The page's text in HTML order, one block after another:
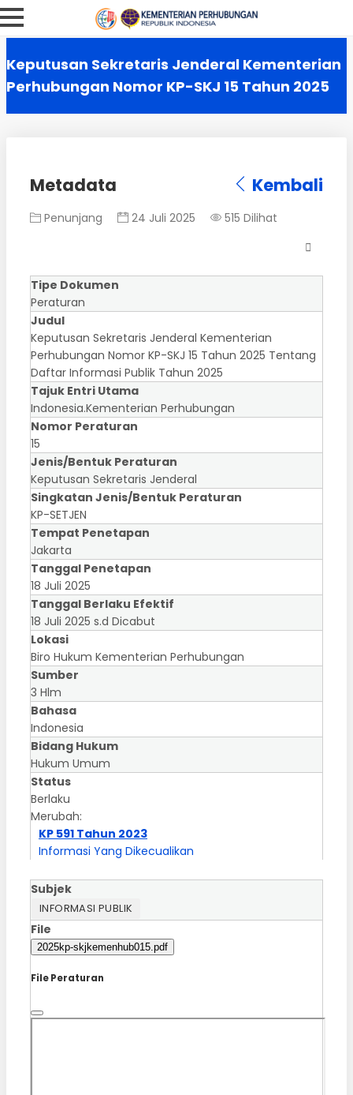
Keputusan Sekretaris Jenderal Kementerian
Perhubungan Nomor KP-SKJ 15 Tahun 2025
Metadata Kembali
Penunjang 24 Juli 2025 515 Dilihat
Tipe Dokumen
Peraturan
Judul
Keputusan Sekretaris Jenderal Kementerian
Perhubungan Nomor KP-SKJ 15 Tahun 2025 Tentang
Daftar Informasi Publik Tahun 2025
Tajuk Entri Utama
Indonesia.Kementerian Perhubungan
Nomor Peraturan
15
Jenis/Bentuk Peraturan
Keputusan Sekretaris Jenderal
Singkatan Jenis/Bentuk Peraturan
KP-SETJEN
Tempat Penetapan
Jakarta
Tanggal Penetapan
18 Juli 2025
Tanggal Berlaku Efektif
18 Juli 2025 s.d Dicabut
Lokasi
Biro Hukum Kementerian Perhubungan
Sumber
3 Hlm
Bahasa
Indonesia
Bidang Hukum
Hukum Umum
Status
Berlaku
Merubah:
KP 591 Tahun 2023
Informasi Yang Dikecualikan
Subjek
INFORMASI PUBLIK
File
2025kp-skjkemenhub015.pdf
File Peraturan